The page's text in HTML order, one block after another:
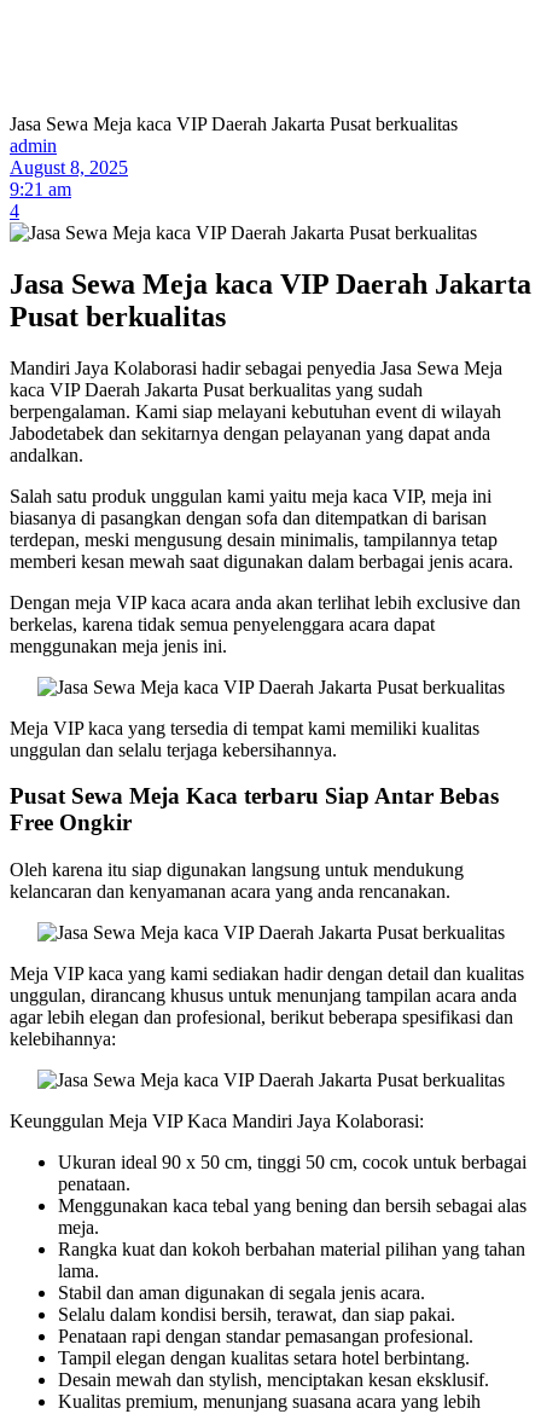
Jasa Sewa Meja kaca VIP Daerah Jakarta Pusat berkualitas
admin
August 8, 2025
9:21 am
4
Jasa Sewa Meja kaca VIP Daerah Jakarta
Pusat berkualitas
Mandiri Jaya Kolaborasi hadir sebagai penyedia Jasa Sewa Meja
kaca VIP Daerah Jakarta Pusat berkualitas yang sudah
berpengalaman. Kami siap melayani kebutuhan event di wilayah
Jabodetabek dan sekitarnya dengan pelayanan yang dapat anda
andalkan.
Salah satu produk unggulan kami yaitu meja kaca VIP, meja ini
biasanya di pasangkan dengan sofa dan ditempatkan di barisan
terdepan, meski mengusung desain minimalis, tampilannya tetap
memberi kesan mewah saat digunakan dalam berbagai jenis acara.
Dengan meja VIP kaca acara anda akan terlihat lebih exclusive dan
berkelas, karena tidak semua penyelenggara acara dapat
menggunakan meja jenis ini.
Meja VIP kaca yang tersedia di tempat kami memiliki kualitas
unggulan dan selalu terjaga kebersihannya.
Pusat Sewa Meja Kaca terbaru Siap Antar Bebas
Free Ongkir
Oleh karena itu siap digunakan langsung untuk mendukung
kelancaran dan kenyamanan acara yang anda rencanakan.
Meja VIP kaca yang kami sediakan hadir dengan detail dan kualitas
unggulan, dirancang khusus untuk menunjang tampilan acara anda
agar lebih elegan dan profesional, berikut beberapa spesifikasi dan
kelebihannya:
Keunggulan Meja VIP Kaca Mandiri Jaya Kolaborasi:
Ukuran ideal 90 x 50 cm, tinggi 50 cm, cocok untuk berbagai
penataan.
Menggunakan kaca tebal yang bening dan bersih sebagai alas
meja.
Rangka kuat dan kokoh berbahan material pilihan yang tahan
lama.
Stabil dan aman digunakan di segala jenis acara.
Selalu dalam kondisi bersih, terawat, dan siap pakai.
Penataan rapi dengan standar pemasangan profesional.
Tampil elegan dengan kualitas setara hotel berbintang.
Desain mewah dan stylish, menciptakan kesan eksklusif.
Kualitas premium, menunjang suasana acara yang lebih